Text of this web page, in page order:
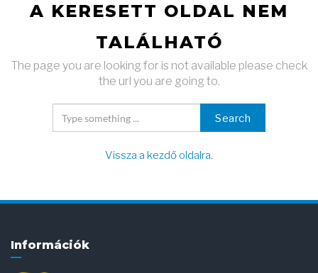
A KERESETT OLDAL NEM
TALÁLHATÓ
The page you are looking for is not available please check
the url you are going to.
Search
Vissza a kezdő oldalra.
Információk